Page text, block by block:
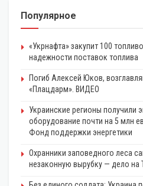
Популярное
«Укрнафта» закупит 100
надежности поставок топлива
Погиб Алексей Юков,
«Плацдарм». ВИДЕО
Украинские регионы получили
оборудование почти на 5 млн
Фонд поддержки энергетики
Охранники заповедного леса
незаконную вырубку — дело